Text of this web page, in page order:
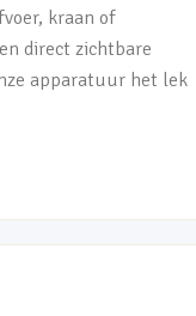
kraan of
direct zichtbare
apparatuur het lek